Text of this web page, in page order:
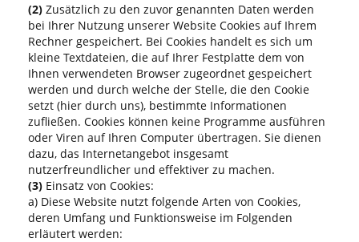
(2) Zusätzlich zu den zuvor genannten Daten werden
bei Ihrer Nutzung unserer Website Cookies auf Ihrem
Rechner gespeichert. Bei Cookies handelt es sich um
kleine Textdateien, die auf Ihrer Festplatte dem von
Ihnen verwendeten Browser zugeordnet gespeichert
werden und durch welche der Stelle, die den Cookie
setzt (hier durch uns), bestimmte Informationen
zufließen. Cookies können keine Programme ausführen
oder Viren auf Ihren Computer übertragen. Sie dienen
dazu, das Internetangebot insgesamt
nutzerfreundlicher und effektiver zu machen.
(3) Einsatz von Cookies:
a) Diese Website nutzt folgende Arten von Cookies,
deren Umfang und Funktionsweise im Folgenden
erläutert werden: